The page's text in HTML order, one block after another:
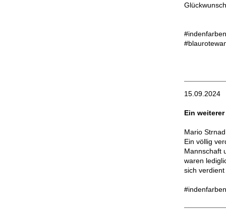
15.09.2024
Ein
Mario
Ein völlig
Mannschaft
waren
sich